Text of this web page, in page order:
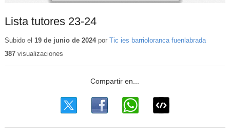
Lista tutores 23-24
Subido el 19 de junio de 2024por Tic ies barrioloranca fuenlabrada
387visualizaciones